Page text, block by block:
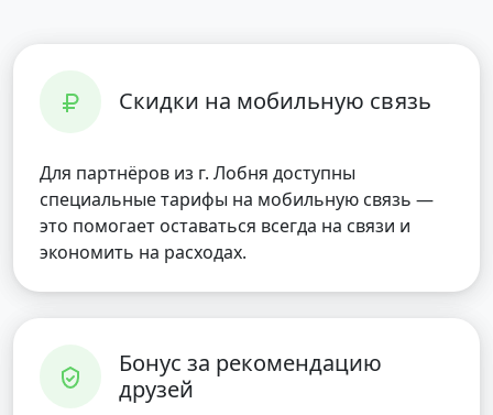
Скидки на мобильную связь
Для партнёров из г. Лобня доступны
специальные тарифы на мобильную связь —
это помогает оставаться всегда на связи и
экономить на расходах.
Бонус за рекомендацию
друзей